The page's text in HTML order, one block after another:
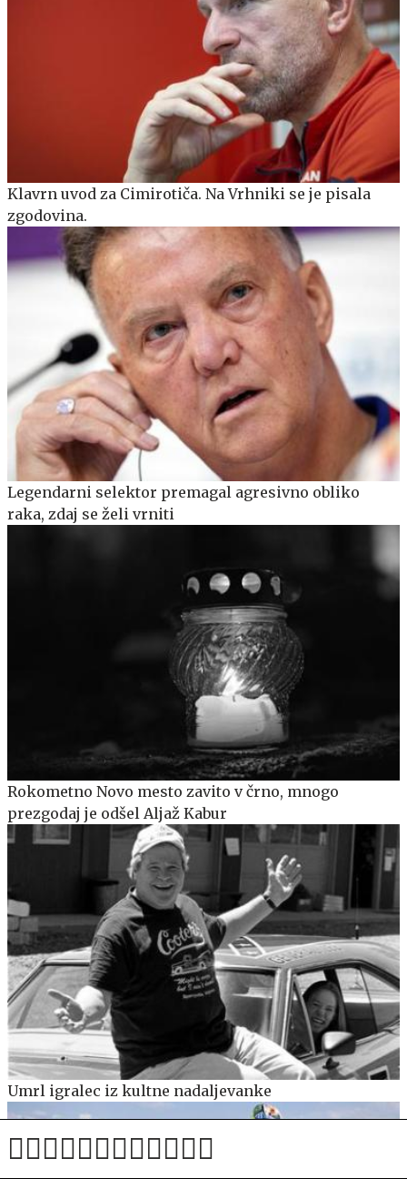
Klavrn uvod za Cimirotiča. Na Vrhniki se je pisala
zgodovina.
Legendarni selektor premagal agresivno obliko
raka, zdaj se želi vrniti
Rokometno Novo mesto zavito v črno, mnogo
prezgodaj je odšel Aljaž Kabur
Umrl igralec iz kultne nadaljevanke